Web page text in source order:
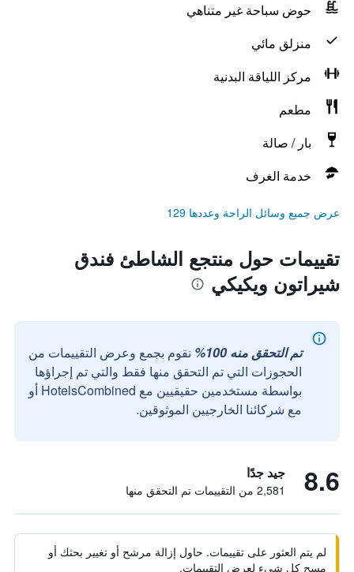
حوض سباحة غير متناهي
منزلق مائي
مركز اللياقة البدنية
مطعم
بار / صالة
خدمة الغرف
عرض جميع وسائل الراحة وعددها 129
تقييمات حول منتجع الشاطئ فندق
شيراتون ويكيكي
تم التحقق منه 100%
نقوم بجمع وعرض التقييمات من
الحجوزات التي تم التحقق منها فقط والتي تم إجراؤها
بواسطة مستخدمين حقيقيين مع HotelsCombined أو
مع شركائنا الخارجيين الموثوقين.
8.6 جيد جدًا
2,581 من التقييمات تم التحقق منها
لم يتم العثور على تقييمات. حاول إزالة مرشح أو تغيير بحثك أو
مسح كل شيء لعرض التقييمات.